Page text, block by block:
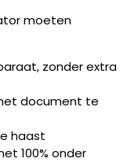
moeten
zonder extra
document te
haast
100% onder